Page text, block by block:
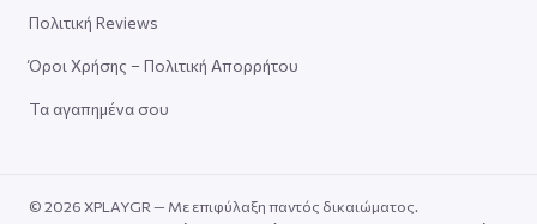
Πολιτική Reviews
Όροι Χρήσης – Πολιτική Απορρήτου
Τα αγαπημένα σου
© 2026 XPLAYGR — Με επιφύλαξη παντός δικαιώματος.